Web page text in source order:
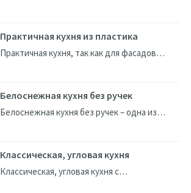
Практичная кухня из пластика
Практичная кухня, так как для фасадов
Белоснежная кухня без ручек
Белоснежная кухня без ручек – одна из
высококачественного...
Классическая, угловая кухня
Классическая, угловая кухня с